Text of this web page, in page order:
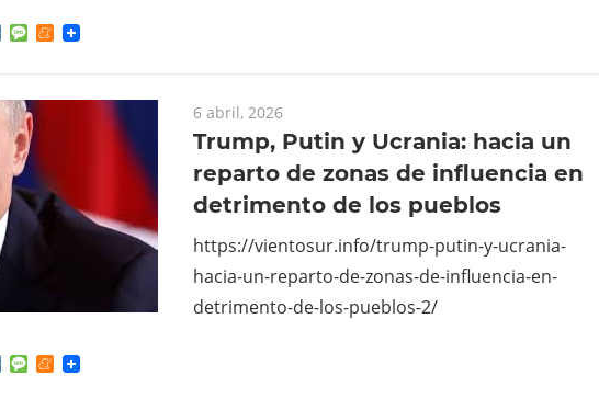
VK MessageMeneame
6 abril, 2026
Trump, Putin y Ucrania: hacia un
reparto de zonas de influencia en
detrimento de los pueblos
https://vientosur.info/trump-putin-y-ucrania-
hacia-un-reparto-de-zonas-de-influencia-en-
detrimento-de-los-pueblos-2/
VK MessageMeneame